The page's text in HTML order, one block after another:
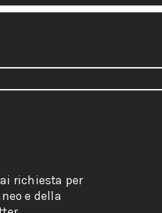
richiesta per
e della